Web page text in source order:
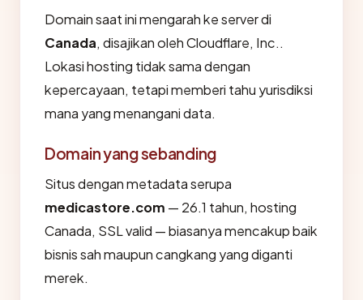
Domain saat ini mengarah ke server di
Canada, disajikan oleh Cloudflare, Inc..
Lokasi hosting tidak sama dengan
kepercayaan, tetapi memberi tahu yurisdiksi
mana yang menangani data.
Domain yang sebanding
Situs dengan metadata serupa
medicastore.com — 26.1 tahun, hosting
Canada, SSL valid — biasanya mencakup baik
bisnis sah maupun cangkang yang diganti
merek.